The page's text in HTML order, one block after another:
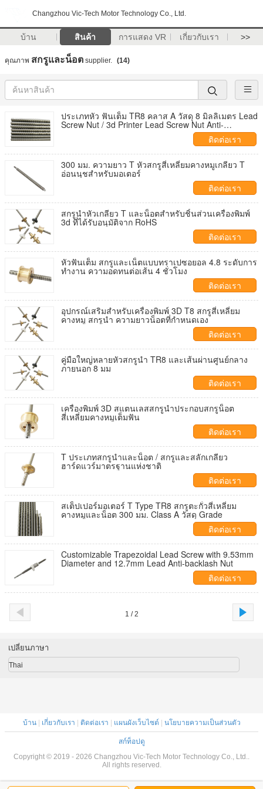
Changzhou Vic-Tech Motor Technology Co., Ltd.
บ้าน สินค้า การแสดง VR เกี่ยวกับเรา >>
คุณภาพ สกรูและน็อต supplier. (14)
ประเภทหัว ฟันเต็ม TR8 คลาส A วัสดุ 8 มิลลิเมตร Lead
Screw Nut / 3d Printer Lead Screw Nut Anti-
ติดต่อเรา
300 มม. ความยาว T หัวสกรูสี่เหลี่ยมคางหมูเกลียว T
อ่อนนุชสำหรับมอเตอร์
ติดต่อเรา
สกรูนำหัวเกลียว T และน็อตสำหรับชิ้นส่วนเครื่องพิมพ์
3d ที่ได้รับอนุมัติจาก RoHS
ติดต่อเรา
หัวฟันเต็ม สกรูและเน็ตแบบทราเปซอยอล 4.8 ระดับการ
ทํางาน ความอดทนต่อเส้น 4 ชั่วโมง
ติดต่อเรา
อุปกรณ์เสริมสำหรับเครื่องพิมพ์ 3D T8 สกรูสี่เหลี่ยม
คางหมู สกรูนำ ความยาวน็อตที่กำหนดเอง
ติดต่อเรา
คู่มือใหญ่หลายหัวสกรูนำ TR8 และเส้นผ่านศูนย์กลาง
ภายนอก 8 มม
ติดต่อเรา
เครื่องพิมพ์ 3D สแตนเลสสกรูนำประกอบสกรูน็อต
สี่เหลี่ยมคางหมูเต็มฟัน
ติดต่อเรา
T ประเภทสกรูนำและน็อต / สกรูและสลักเกลียว
ฮาร์ดแวร์มาตรฐานแห่งชาติ
ติดต่อเรา
สเต็ปเปอร์มอเตอร์ T Type TR8 สกรูตะกั่วสี่เหลี่ยม
คางหมูและน็อต 300 มม. Class A วัสดุ Grade
ติดต่อเรา
Customizable Trapezoidal Lead Screw with 9.53mm
Diameter and 12.7mm Lead Anti-backlash Nut
ติดต่อเรา
1 / 2
เปลี่ยนภาษา
Thai
บ้าน| เกี่ยวกับเรา ติดต่อเรา แผนผังเว็บไซต์ นโยบายความเป็นส่วนตัว
สก์ท็อปดู
Copyright © 2019 - 2026 Changzhou Vic-Tech Motor Technology Co., Ltd..
All rights reserved.